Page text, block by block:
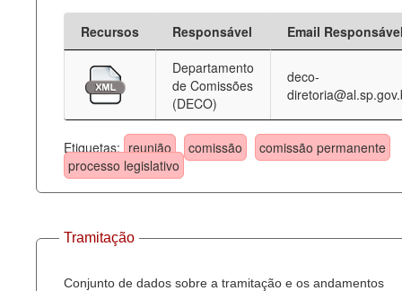
Recursos Responsável
Email
Departamento
de Comissões
(DECO)
deco-
Etiquetas: reunião comissão
comissão permanente
processo legislativo
Tramitação
Conjunto de dados sobre a tramitação e os andamentos